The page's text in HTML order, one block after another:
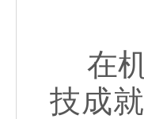
在机
技成